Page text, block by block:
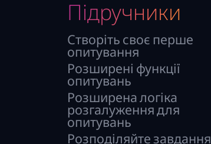
Підручники
Створіть своє перше
опитування
Розширені функції
опитувань
Розширена логіка
розгалуження для
опитувань
Розподіляйте завдання